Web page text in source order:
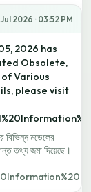
2026 · 03:52 PM
2026 has
Obsolete,
Various
please visit
বিভিন্ন মডেলের
তথ্য জমা দিয়েছে।